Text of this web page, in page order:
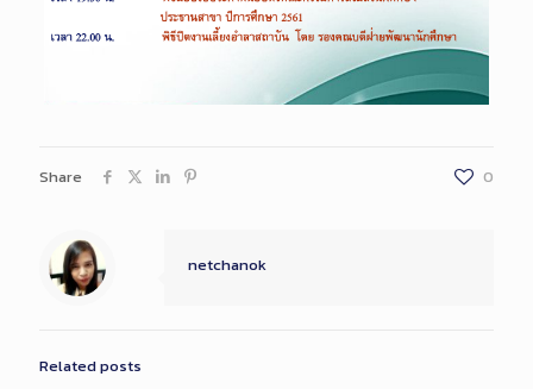
Share 0
netchanok
Related posts